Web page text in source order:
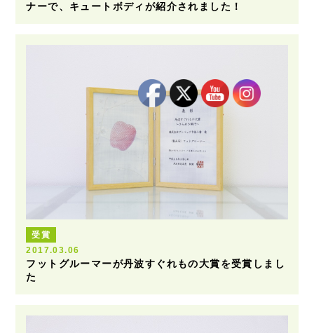
ナーで、キュートボディが紹介されました！
受賞
2017.03.06
フットグルーマーが丹波すぐれもの大賞を受賞しまし
た